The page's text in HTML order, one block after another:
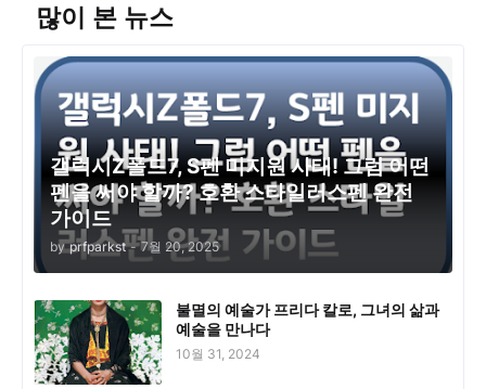
많이 본 뉴스
갤럭시Z폴드7, S펜 미지원 사태! 그럼 어떤
펜을 써야 할까? 호환 스타일러스펜 완전
가이드
by prfparkst - 7월 20, 2025
불멸의 예술가 프리다 칼로, 그녀의 삶과
예술을 만나다
10월 31, 2024